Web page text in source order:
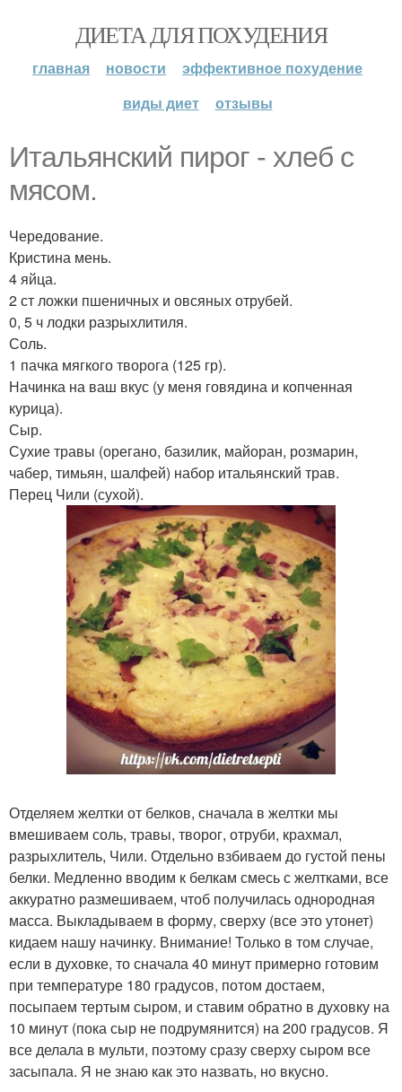
ДИЕТА ДЛЯ ПОХУДЕНИЯ
главная новости
эффективное похудение
виды диет
отзывы
Итальянский пирог - хлеб с
мясом.
Чередование.
Кристина мень.
4 яйца.
2 ст ложки пшеничных и овсяных отрубей.
0, 5 ч лодки разрыхлитиля.
Соль.
1 пачка мягкого творога (125 гр).
Начинка на ваш вкус (у меня говядина и копченная
курица).
Сыр.
Сухие травы (орегано, базилик, майоран, розмарин,
чабер, тимьян, шалфей) набор итальянский трав.
Перец Чили (сухой).
Отделяем желтки от белков, сначала в желтки мы
вмешиваем соль, травы, творог, отруби, крахмал,
разрыхлитель, Чили. Отдельно взбиваем до густой пены
белки. Медленно вводим к белкам смесь с желтками, все
аккуратно размешиваем, чтоб получилась однородная
масса. Выкладываем в форму, сверху (все это утонет)
кидаем нашу начинку. Внимание! Только в том случае,
если в духовке, то сначала 40 минут примерно готовим
при температуре 180 градусов, потом достаем,
посыпаем тертым сыром, и ставим обратно в духовку на
10 минут (пока сыр не подрумянится) на 200 градусов. Я
все делала в мульти, поэтому сразу сверху сыром все
засыпала. Я не знаю как это назвать, но вкусно.